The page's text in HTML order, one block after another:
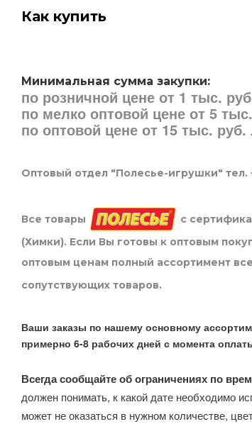
Как купить
Минимальная сумма закупки:
по розничной цене от 1 тыс.
по мелко оптовой цене от 5
по оптовой цене от 15 тыс.
Оптовый отдел "Полесье-игрушки" тел.
Все товары
с
(Химки). Если Вы готовы к оптовым
оптовым ценам полный ассортимент
сопутствующих товаров.
Ваши заказы по нашему основному
примерно 6-8 рабочих дней с момента
Всегда сообщайте об ограничениях по
должен понимать, к какой дате необходимо
может не оказаться в нужном количестве,